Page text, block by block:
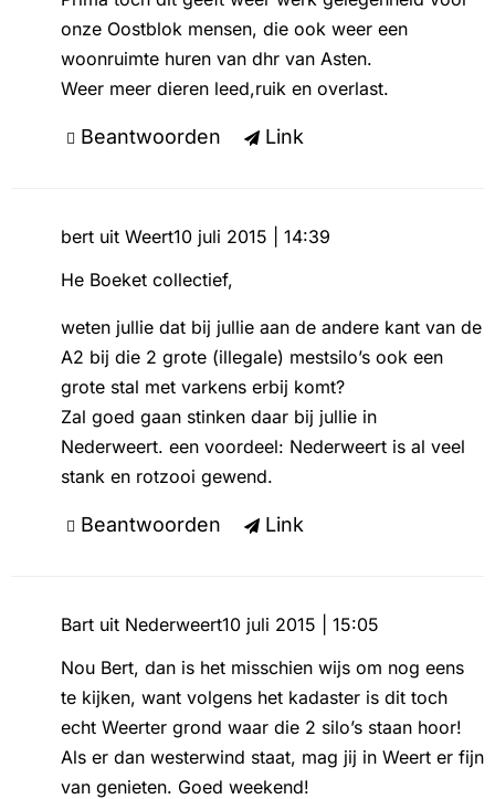
onze Oostblok mensen, die ook weer een
woonruimte huren van dhr van Asten.
Weer meer dieren leed,ruik en overlast.
Beantwoorden Link
bert uit Weert10 juli 2015 | 14:39
He Boeket collectief,
weten jullie dat bij jullie aan de andere kant van de
A2 bij die 2 grote (illegale) mestsilo’s ook een
grote stal met varkens erbij komt?
Zal goed gaan stinken daar bij jullie in
Nederweert. een voordeel: Nederweert is al veel
stank en rotzooi gewend.
Beantwoorden Link
Bart uit Nederweert10 juli 2015 | 15:05
Nou Bert, dan is het misschien wijs om nog eens
te kijken, want volgens het kadaster is dit toch
echt Weerter grond waar die 2 silo’s staan hoor!
Als er dan westerwind staat, mag jij in Weert er fijn
van genieten. Goed weekend!